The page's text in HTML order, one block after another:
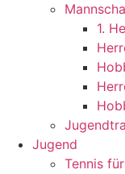
1.
Jugend
Tennis